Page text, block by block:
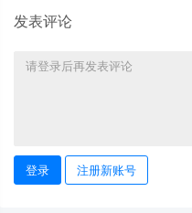
发表评论
登录 注册新账号